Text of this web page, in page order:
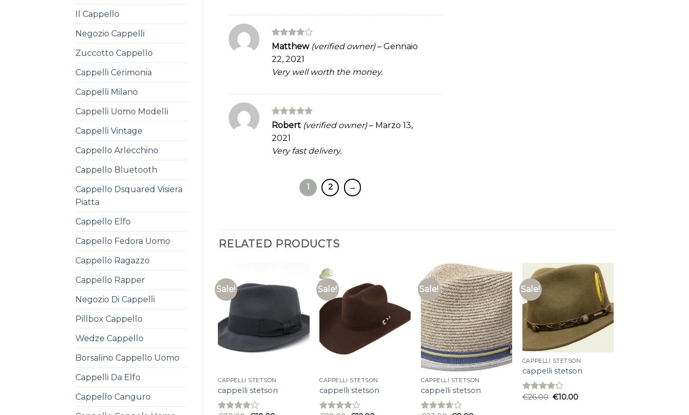
Il Cappello
Negozio Cappelli
Zuccotto Cappello
Cappelli Cerimonia
Cappelli Milano
Cappelli Uomo Modelli
Cappelli Vintage
Cappello Arlecchino
Cappello Bluetooth
Cappello Dsquared Visiera
Piatta
Cappello Elfo
Cappello Fedora Uomo
Cappello Ragazzo
Cappello Rapper
Negozio Di Cappelli
Pillbox Cappello
Wedze Cappello
Borsalino Cappello Uomo
Cappelli Da Elfo
Cappello Canguro
Rated4
Matthew (verified owner) – Gennaio
22, 2021
Very well worth the money.
Rated5
Robert (verified owner) – Marzo 13,
2021
Very fast delivery.
1 2 →
RELATED PRODUCTS
Sale!
CAPPELLI STETSON
cappelli stetson
Sale!
CAPPELLI STETSON
cappelli stetson
Sale!
CAPPELLI STETSON
cappelli stetson
Sale!
CAPPELLI STETSON
cappelli stetson
Rated
€26.00 €10.00